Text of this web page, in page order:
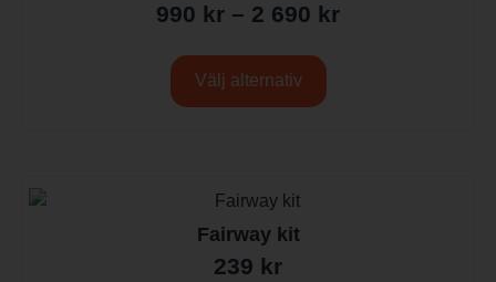
990 kr – 2 690 kr
Välj alternativ
Fairway kit
239 kr